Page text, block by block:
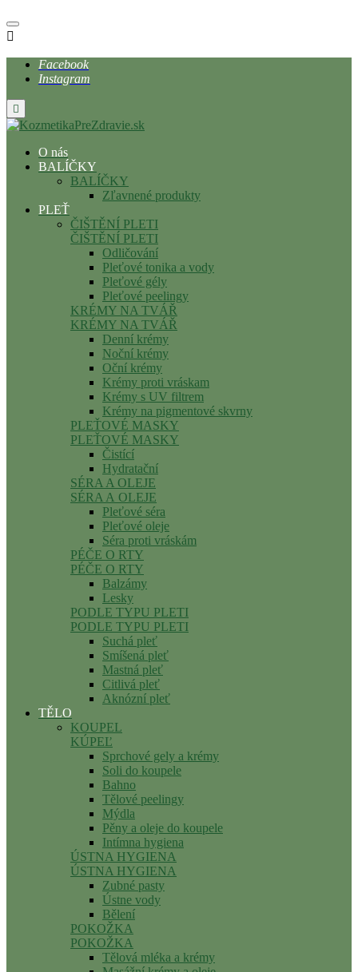

Facebook
Instagram

O nás
BALÍČKY
BALÍČKY
Zľavnené produkty
PLEŤ
ČIŠTĚNÍ PLETI
ČIŠTĚNÍ PLETI
Odličování
Pleťové tonika a vody
Pleťové gély
Pleťové peelingy
KRÉMY NA TVÁŘ
KRÉMY NA TVÁŘ
Denní krémy
Noční krémy
Oční krémy
Krémy proti vráskam
Krémy s UV filtrem
Krémy na pigmentové skvrny
PLEŤOVÉ MASKY
PLEŤOVÉ MASKY
Čistící
Hydratační
SÉRA A OLEJE
SÉRA A OLEJE
Pleťové séra
Pleťové oleje
Séra proti vráskám
PÉČE O RTY
PÉČE O RTY
Balzámy
Lesky
PODLE TYPU PLETI
PODLE TYPU PLETI
Suchá pleť
Smíšená pleť
Mastná pleť
Citlivá pleť
Aknózní pleť
TĚLO
KOUPEL
KÚPEĽ
Sprchové gely a krémy
Soli do koupele
Bahno
Tělové peelingy
Mýdla
Pěny a oleje do koupele
Intímna hygiena
ÚSTNA HYGIENA
ÚSTNA HYGIENA
Zubné pasty
Ústne vody
Bělení
POKOŽKA
POKOŽKA
Tělová mléka a krémy